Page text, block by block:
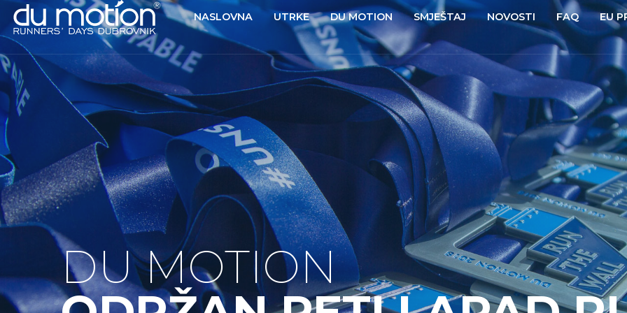
NASLOVNA UTRKE DU MOTION SMJEŠTAJ NOVOSTI FAQ EU
DU MOTION